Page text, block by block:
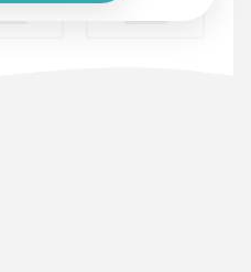
af overskuddet via Salling